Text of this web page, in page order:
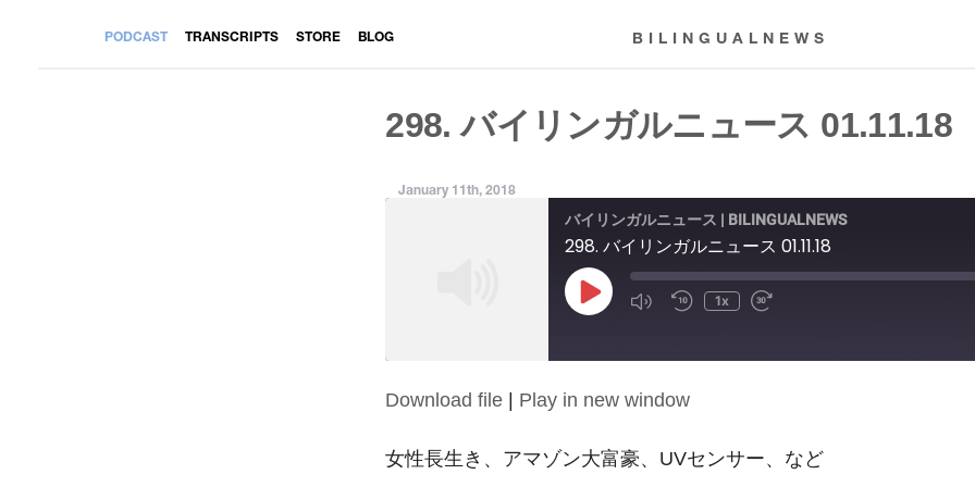
PODCAST TRANSCRIPTS STORE BLOG BILINGUALNEWS
298. バイリンガルニュース 01.11.18
January 11th, 2018
バイリンガルニュース | BILINGUALNEWS
298. バイリンガルニュース 01.11.18
Play
Episode
1x
SHARE
LINK
Download file | Play in new window
女性長生き、アマゾン大富豪、UVセンサー、など